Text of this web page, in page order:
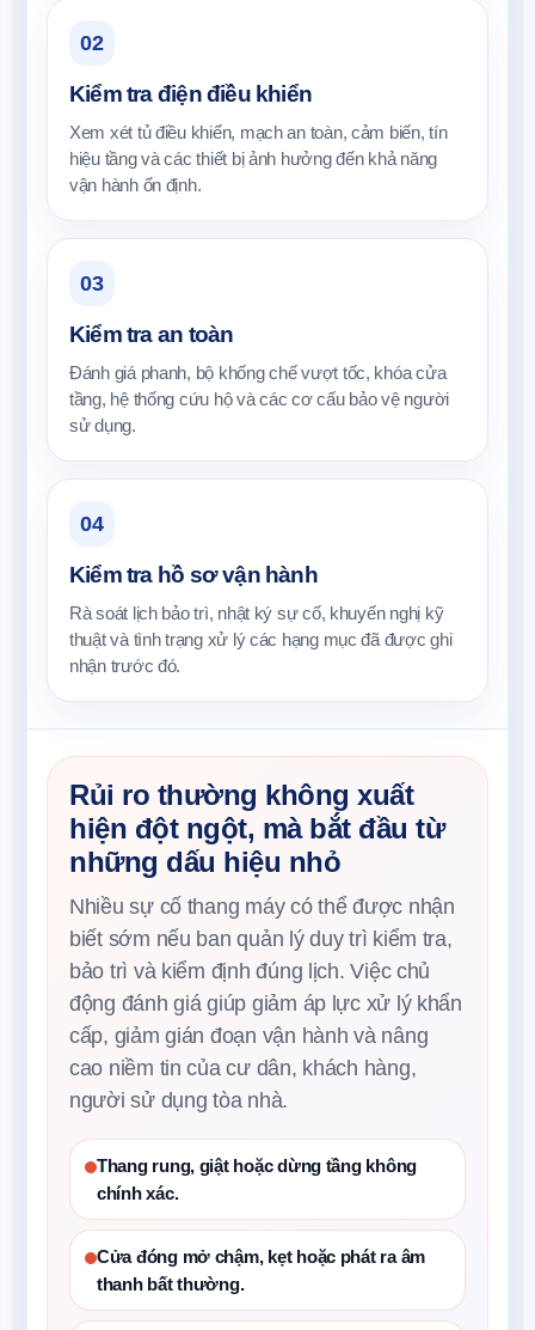
02
Kiểm tra điện điều khiển
Xem xét tủ điều khiển, mạch an toàn, cảm biến, tín
hiệu tầng và các thiết bị ảnh hưởng đến khả năng
vận hành ổn định.
03
Kiểm tra an toàn
Đánh giá phanh, bộ khống chế vượt tốc, khóa cửa
tầng, hệ thống cứu hộ và các cơ cấu bảo vệ người
sử dụng.
04
Kiểm tra hồ sơ vận hành
Rà soát lịch bảo trì, nhật ký sự cố, khuyến nghị kỹ
thuật và tình trạng xử lý các hạng mục đã được ghi
nhận trước đó.
Rủi ro thường không xuất
hiện đột ngột, mà bắt đầu từ
những dấu hiệu nhỏ
Nhiều sự cố thang máy có thể được nhận
biết sớm nếu ban quản lý duy trì kiểm tra,
bảo trì và kiểm định đúng lịch. Việc chủ
động đánh giá giúp giảm áp lực xử lý khẩn
cấp, giảm gián đoạn vận hành và nâng
cao niềm tin của cư dân, khách hàng,
người sử dụng tòa nhà.
Thang rung, giật hoặc dừng tầng không
chính xác.
Cửa đóng mở chậm, kẹt hoặc phát ra âm
thanh bất thường.